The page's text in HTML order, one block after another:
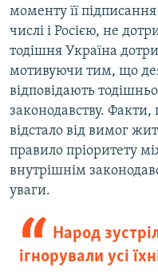
моменту її
числі і Росією, не
тодішня Україна
мотивуючи тим, що
відповідають
законодавству.
відстало від вимог
правило пріоритету
внутрішнім
уваги.
Народ
ігнорували усі